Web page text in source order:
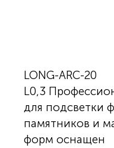
LONG-ARC-20
L0,3
для подсветки
памятников и
форм оснащен